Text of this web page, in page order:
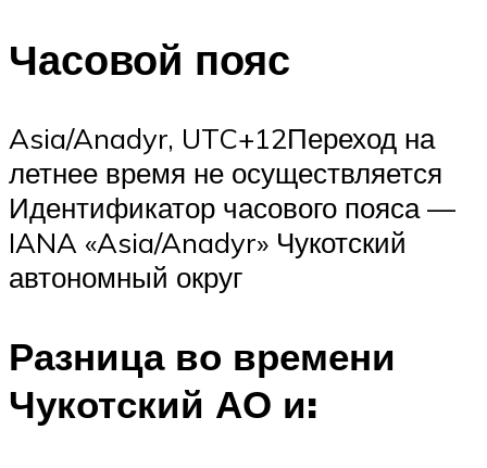
Часовой пояс
Asia/Anadyr, UTC+12Переход на
летнее время не осуществляется
Идентификатор часового пояса —
IANA «Asia/Anadyr» Чукотский
автономный округ
Разница во времени
Чукотский АО и: